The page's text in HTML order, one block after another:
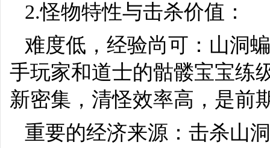
2.怪物特性与击杀价值：
难度低，经验尚可：山洞
手玩家和道士的骷髅宝宝练
新密集，清怪效率高，是前
重要的经济来源：击杀山